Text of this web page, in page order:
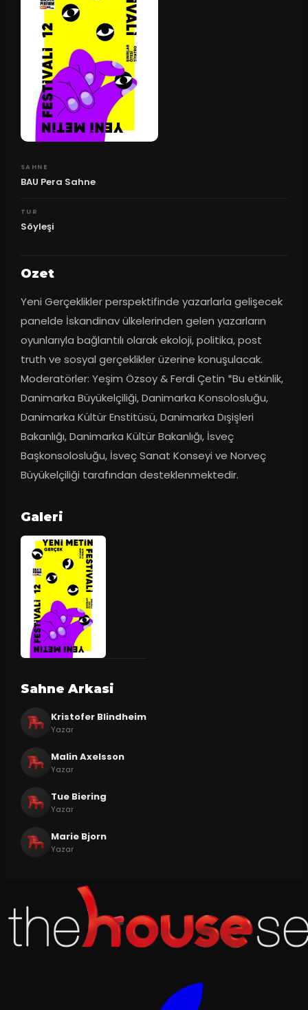
SAHNE
BAU Pera Sahne
TUR
Söyleşi
Ozet
Yeni Gerçeklikler perspektifinde yazarlarla gelişecek
panelde İskandinav ülkelerinden gelen yazarların
oyunlarıyla bağlantılı olarak ekoloji, politika, post
truth ve sosyal gerçeklikler üzerine konuşulacak.
Moderatörler: Yeşim Özsoy & Ferdi Çetin *Bu etkinlik,
Danimarka Büyükelçiliği, Danimarka Konsolosluğu,
Danimarka Kültür Enstitüsü, Danimarka Dışişleri
Bakanlığı, Danimarka Kültür Bakanlığı, İsveç
Başkonsolosluğu, İsveç Sanat Konseyi ve Norveç
Büyükelçiliği tarafından desteklenmektedir.
Galeri
Sahne Arkasi
Kristofer Blindheim
Yazar
Malin Axelsson
Yazar
Tue Biering
Yazar
Marie Bjorn
Yazar